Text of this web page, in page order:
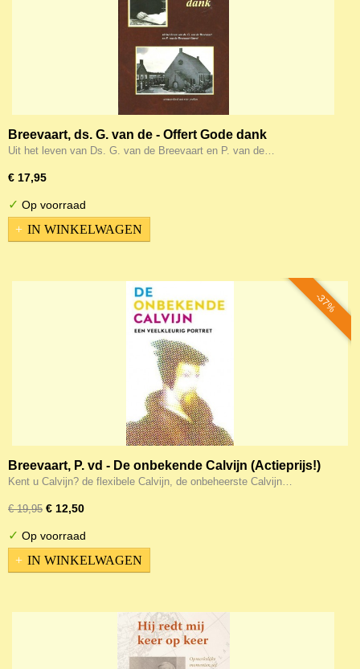
Breevaart, ds. G. van de - Offert Gode dank
Uit het leven van Ds. G. van de Breevaart en P. van de…
€ 17,95
✓ Op voorraad
IN WINKELWAGEN
-37%
Breevaart, P. vd - De onbekende Calvijn (Actieprijs!)
Kent u Calvijn? de flexibele Calvijn, de onbeheerste Calvijn…
€ 19,95 € 12,50
✓ Op voorraad
IN WINKELWAGEN